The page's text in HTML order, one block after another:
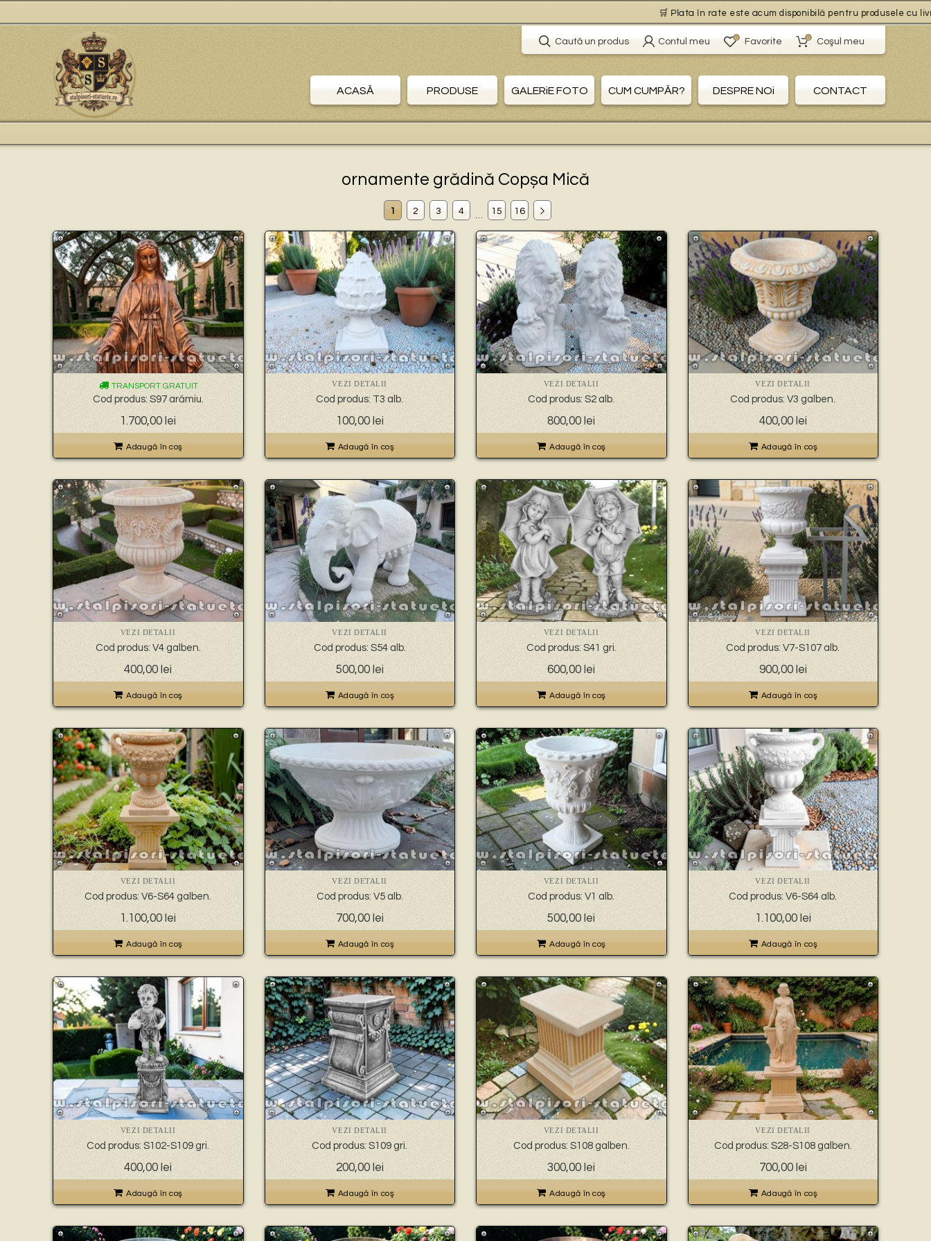
🛒 Plata în rate este acum disponibilă pentru produsele cu livrare
Caută un produs Contul meu 0 Favorite 0 Coşul meu
ACASĂ PRODUSE GALERiE FOTO CUM CUMPĂR? DESPRE NOi CONTACT
ornamente grădină Copșa Mică
1 2 3 4 … 15 16
TRANSPORT GRATUIT
Cod produs: S97 arămiu.
1.700,00 lei
Adaugă în coş
VEZI DETALII
Cod produs: T3 alb.
100,00 lei
Adaugă în coş
VEZI DETALII
Cod produs: S2 alb.
800,00 lei
Adaugă în coş
VEZI DETALII
Cod produs: V3 galben.
400,00 lei
Adaugă în coş
VEZI DETALII
Cod produs: V4 galben.
400,00 lei
Adaugă în coş
VEZI DETALII
Cod produs: S54 alb.
500,00 lei
Adaugă în coş
VEZI DETALII
Cod produs: S41 gri.
600,00 lei
Adaugă în coş
VEZI DETALII
Cod produs: V7-S107 alb.
900,00 lei
Adaugă în coş
VEZI DETALII
Cod produs: V6-S64 galben.
1.100,00 lei
Adaugă în coş
VEZI DETALII
Cod produs: V5 alb.
700,00 lei
Adaugă în coş
VEZI DETALII
Cod produs: V1 alb.
500,00 lei
Adaugă în coş
VEZI DETALII
Cod produs: V6-S64 alb.
1.100,00 lei
Adaugă în coş
VEZI DETALII
Cod produs: S102-S109 gri.
400,00 lei
Adaugă în coş
VEZI DETALII
Cod produs: S109 gri.
200,00 lei
Adaugă în coş
VEZI DETALII
Cod produs: S108 galben.
300,00 lei
Adaugă în coş
VEZI DETALII
Cod produs: S28-S108 galben.
700,00 lei
Adaugă în coş